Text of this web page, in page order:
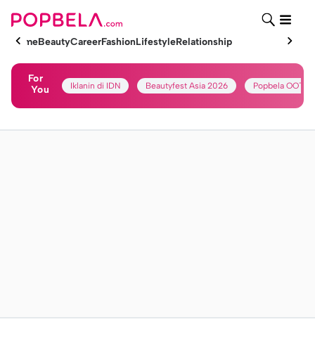
HomeBeautyCareerFashionLifestyleRelationship
For
You
Iklanin di IDN Beautyfest Asia 2026 Popbela OOTD